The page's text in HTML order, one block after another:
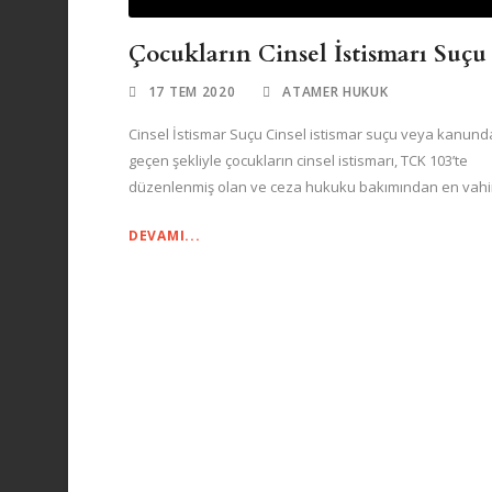
Çocukların Cinsel İstismarı Suçu
17 TEM 2020 ATAMER HUKUK
Cinsel İstismar Suçu Cinsel istismar suçu veya
geçen şekliyle çocukların cinsel istismarı, TCK 103’te
düzenlenmiş olan ve ceza hukuku bakımından en
DEVAMI...